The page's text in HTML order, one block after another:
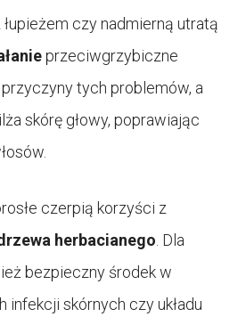
czy nadmierną utratą
przeciwgrzybiczne
tych problemów, a
skórę głowy, poprawiając
czerpią korzyści z
herbacianego . Dla
bezpieczny środek w
infekcji skórnych czy układu